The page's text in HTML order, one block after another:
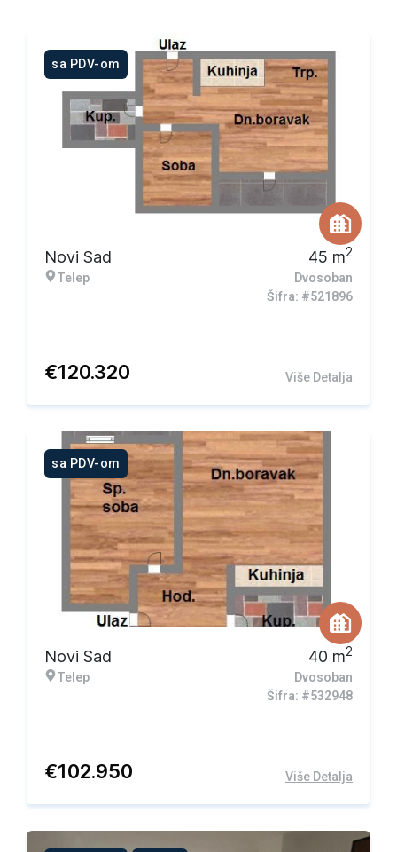
sa PDV-om
Novi Sad
Telep
45 m2
Dvosoban
Šifra: #521896
€120.320 Više Detalja
sa PDV-om
Novi Sad
Telep
40 m2
Dvosoban
Šifra: #532948
€102.950 Više Detalja